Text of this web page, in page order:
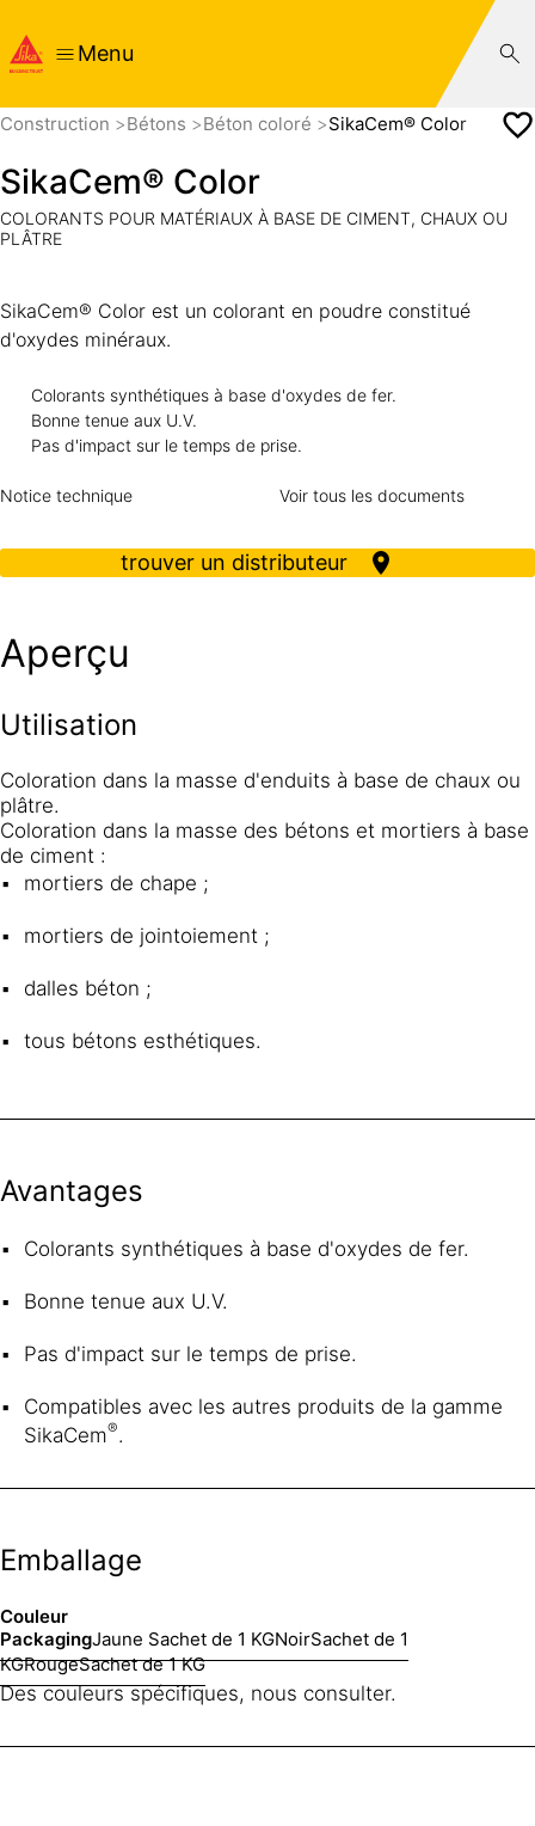
Menu
Construction Bétons Béton coloré SikaCem® Color
SikaCem® Color
COLORANTS POUR MATÉRIAUX À BASE DE CIMENT, CHAUX OU
PLÂTRE
SikaCem® Color est un colorant en poudre constitué
d'oxydes minéraux.
Colorants synthétiques à base d'oxydes de fer.
Bonne tenue aux U.V.
Pas d'impact sur le temps de prise.
Notice technique Voir tous les documents
trouver un distributeur
Aperçu
Utilisation
Coloration dans la masse d'enduits à base de chaux ou
plâtre.
Coloration dans la masse des bétons et mortiers à base
de ciment :
mortiers de chape ;
mortiers de jointoiement ;
dalles béton ;
tous bétons esthétiques.
Avantages
Colorants synthétiques à base d'oxydes de fer.
Bonne tenue aux U.V.
Pas d'impact sur le temps de prise.
Compatibles avec les autres produits de la gamme
SikaCem®.
Emballage
Couleur
PackagingJaune Sachet de 1 KGNoirSachet de 1
KGRougeSachet de 1 KG
Des couleurs spécifiques, nous consulter.